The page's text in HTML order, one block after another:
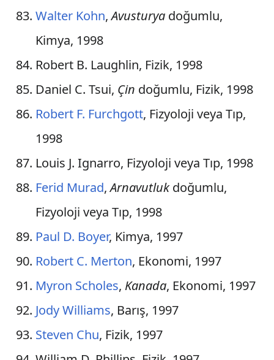
Walter Kohn,Avusturyadoğumlu,
Kimya, 1998
Robert B. Laughlin, Fizik, 1998
Daniel C. Tsui, Çin doğumlu, Fizik, 1998
Robert F. Furchgott, Fizyoloji veya Tıp,
1998
Louis J. Ignarro, Fizyoloji veya Tıp, 1998
Ferid Murad,Arnavutlukdoğumlu,
Fizyoloji veya Tıp, 1998
Paul D. Boyer, Kimya, 1997
Robert C. Merton, Ekonomi, 1997
Myron Scholes, Kanada, Ekonomi, 1997
Jody Williams, Barış, 1997
Steven Chu, Fizik, 1997